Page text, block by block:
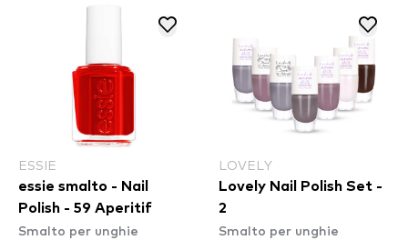
ESSIE
essie smalto - Nail
Polish - 59 Aperitif
Smalto per unghie
LOVELY
Lovely Nail Polish Set -
2
Smalto per unghie